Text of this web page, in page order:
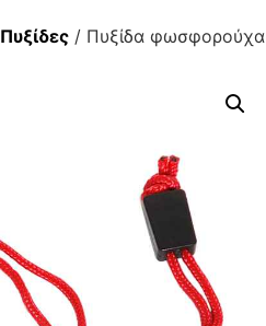
Πυξίδες / Πυξίδα φωσφορούχα